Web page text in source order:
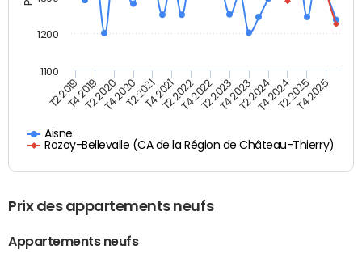
Aisne
Rozoy-Bellevalle (CA de la Région de Château-Thierry)
T2 2019T4 2019T2 2020T4 2020T2 2021T4 2021T2 2022T4 2022T2 2023T4 2023T2 2024T4 2024T2 2025T4 2025
1100
1200
Prix des appartements neufs
Appartements neufs